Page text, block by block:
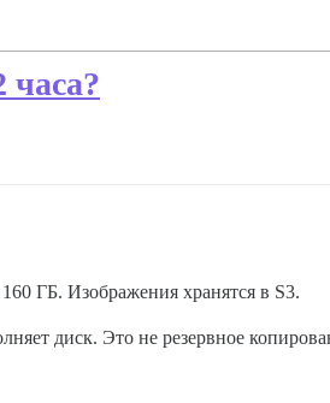
часа?
ГБ. Изображения хранятся в S3.
диск. Это не резервное